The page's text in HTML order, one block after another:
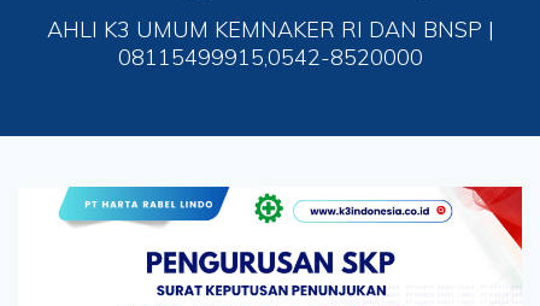
AHLI K3 UMUM KEMNAKER RI DAN BNSP |
08115499915,0542-8520000